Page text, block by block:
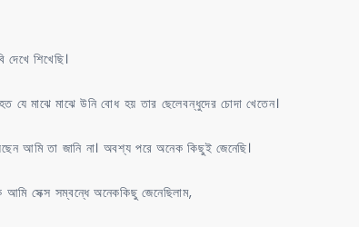
শিখেছি।
যে মাঝে মাঝে উনি বোধ হয় তার ছেলেবন্ধুদের চোদা খেতেন।
আমি তা জানি না। অবশ্য পরে অনেক কিছুই জেনেছি।
সেক্স সম্বন্ধে অনেককিছু জেনেছিলাম,